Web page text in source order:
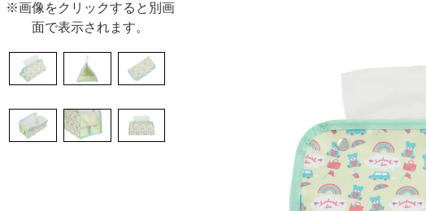
※画像をクリックすると別画
面で表示されます。